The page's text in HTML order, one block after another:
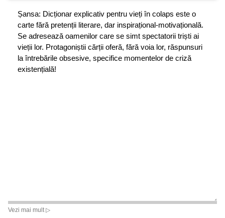
Șansa: Dicționar explicativ pentru vieți în colaps este o
carte fără pretenții literare, dar inspirațional-motivațională.
Se adresează oamenilor care se simt spectatorii triști ai
vieții lor. Protagoniștii cărții oferă, fără voia lor, răspunsuri
la întrebările obsesive, specifice momentelor de criză
existențială!
Vezi mai mult ▷